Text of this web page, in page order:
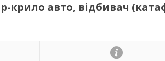
крило авто, відбивач